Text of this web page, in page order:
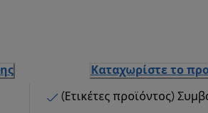
Καταχωρίστε το
(Ετικέτες προϊόντος)